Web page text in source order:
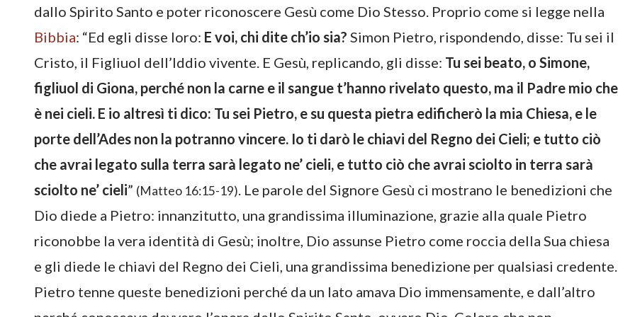
dallo Spirito Santo e poter riconoscere Gesù come Dio Stesso. Proprio come si legge nella
Bibbia: “Ed egli disse loro: E voi, chi dite ch’io sia? Simon Pietro, rispondendo, disse: Tu sei il
Cristo, il Figliuol dell’Iddio vivente. E Gesù, replicando, gli disse: Tu sei beato, o Simone,
figliuol di Giona, perché non la carne e il sangue t’hanno rivelato questo, ma il Padre mio che
è nei cieli. E io altresì ti dico: Tu sei Pietro, e su questa pietra edificherò la mia Chiesa, e le
porte dell’Ades non la potranno vincere. Io ti darò le chiavi del Regno dei Cieli; e tutto ciò
che avrai legato sulla terra sarà legato ne’ cieli, e tutto ciò che avrai sciolto in terra sarà
sciolto ne’ cieli” (Matteo 16:15-19). Le parole del Signore Gesù ci mostrano le benedizioni che
Dio diede a Pietro: innanzitutto, una grandissima illuminazione, grazie alla quale Pietro
riconobbe la vera identità di Gesù; inoltre, Dio assunse Pietro come roccia della Sua chiesa
e gli diede le chiavi del Regno dei Cieli, una grandissima benedizione per qualsiasi credente.
Pietro tenne queste benedizioni perché da un lato amava Dio immensamente, e dall’altro